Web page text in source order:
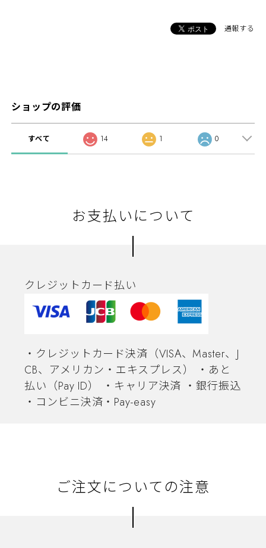
通報する
ショップの評価
すべて 14 1 0
お支払いについて
クレジットカード払い
・クレジットカード決済（VISA、Master、J
CB、アメリカン・エキスプレス） ・あと
払い（Pay ID） ・キャリア決済 ・銀行振込
・コンビニ決済・Pay-easy
ご注文についての注意